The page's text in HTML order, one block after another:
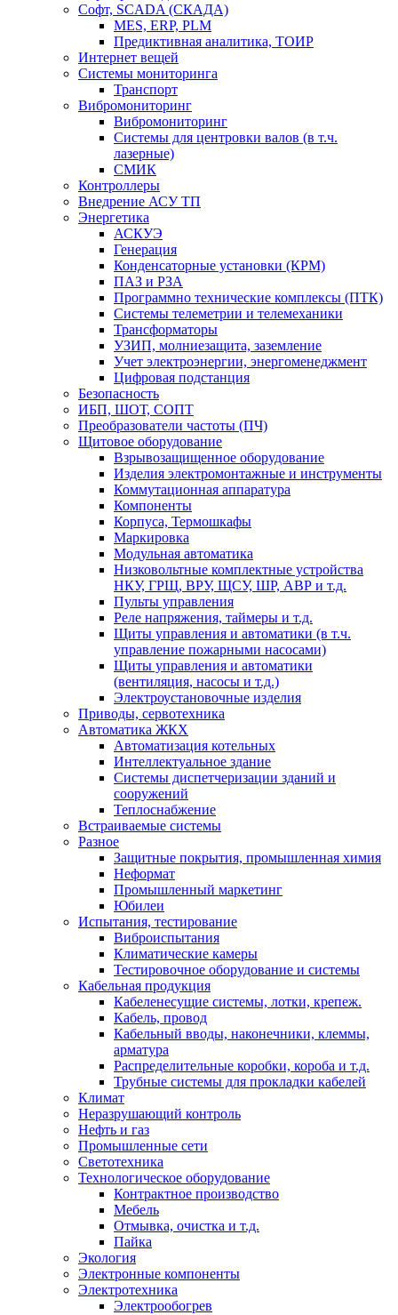
Софт, SCADA (СКАДА)
MES, ERP, PLM
Предиктивная аналитика, ТОИР
Интернет вещей
Системы мониторинга
Транспорт
Вибромониторинг
Вибромониторинг
Системы для центровки валов (в т.ч.
лазерные)
СМИК
Контроллеры
Внедрение АСУ ТП
Энергетика
АСКУЭ
Генерация
Конденсаторные установки (КРМ)
ПАЗ и РЗА
Программно технические комплексы (ПТК)
Системы телеметрии и телемеханики
Трансформаторы
УЗИП, молниезащита, заземление
Учет электроэнергии, энергоменеджмент
Цифровая подстанция
Безопасность
ИБП, ШОТ, СОПТ
Преобразователи частоты (ПЧ)
Щитовое оборудование
Взрывозащищенное оборудование
Изделия электромонтажные и инструменты
Коммутационная аппаратура
Компоненты
Корпуса, Термошкафы
Маркировка
Модульная автоматика
Низковольтные комплектные устройства
НКУ, ГРЩ, ВРУ, ЩСУ, ШР, АВР и т.д.
Пульты управления
Реле напряжения, таймеры и т.д.
Щиты управления и автоматики (в т.ч.
управление пожарными насосами)
Щиты управления и автоматики
(вентиляция, насосы и т.д.)
Электроустановочные изделия
Приводы, сервотехника
Автоматика ЖКХ
Автоматизация котельных
Интеллектуальное здание
Системы диспетчеризации зданий и
сооружений
Теплоснабжение
Встраиваемые системы
Разное
Защитные покрытия, промышленная химия
Неформат
Промышленный маркетинг
Юбилеи
Испытания, тестирование
Виброиспытания
Климатические камеры
Тестировочное оборудование и системы
Кабельная продукция
Кабеленесущие системы, лотки, крепеж.
Кабель, провод
Кабельный вводы, наконечники, клеммы,
арматура
Распределительные коробки, короба и т.д.
Трубные системы для прокладки кабелей
Климат
Неразрушающий контроль
Нефть и газ
Промышленные сети
Светотехника
Технологическое оборудование
Контрактное производство
Мебель
Отмывка, очистка и т.д.
Пайка
Экология
Электронные компоненты
Электротехника
Электрообогрев